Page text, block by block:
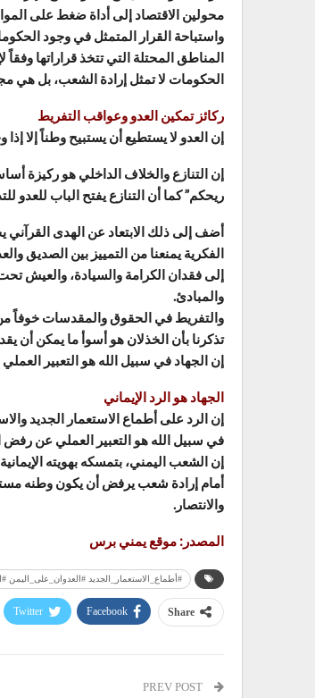
محولين الاقتصاد إلى أداة ضغط على
واستباحة القرار المتمثل في وجود
المناطق المحتلة التي تتخذ قراراتها
الحكومات لا تمثل إرادة الشعب، بل هي
ركائز تمكين العدو وعواقب التفريط
إن العدو لا يستطيع أن يستبيح وطناً إلا
إن التنازع والخلاف الداخلي هو ركيزة
ريحكم” كما أن التنازع يفتح الباب
أضف إلى ذلك الابتعاد عن الهدى القرآني
الفكرية يمنعنا من التمييز بين الصديق
إلى فقدان الكرامة والسيادة، والعيش
والمبادئ.
والتفريط في الحقوق والمقدسات خوفاً
تذكرنا بأن الخذلان هو أسوأ ما يمكن أن
إن الجهاد في سبيل الله هو التعبير
الجهاد هو الرد الإيماني
إن الرد على أطماع الاستعمار الجديد
في سبيل الله هو التعبير العملي عن رفض
إن الشعب اليمني، بتمسكه بهويته
أمام إرادة شعب يرفض أن يكون وطنه
والانتصار.
المصدر: موقع يمني برس
#أطماع_الاستعمار_الجديد #العدوان_على_اليمن
Share
Facebook
Twitter